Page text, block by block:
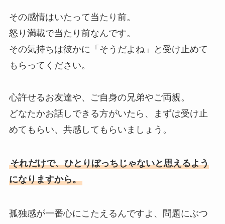
その感情はいたって当たり前。
怒り満載で当たり前なんです。
その気持ちは彼かに「そうだよね」と受け止めて
もらってください。
心許せるお友達や、ご自身の兄弟やご両親。
どなたかお話しできる方がいたら、まずは受け止
めてもらい、共感してもらいましょう。
それだけで、ひとりぼっちじゃないと思えるよう
になりますから。
孤独感が一番心にこたえるんですよ、問題にぶつ